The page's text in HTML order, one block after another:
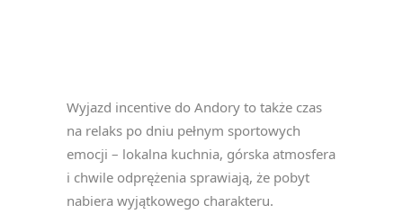
Wyjazd incentive do Andory to także czas
na relaks po dniu pełnym sportowych
emocji – lokalna kuchnia, górska atmosfera
i chwile odprężenia sprawiają, że pobyt
nabiera wyjątkowego charakteru.